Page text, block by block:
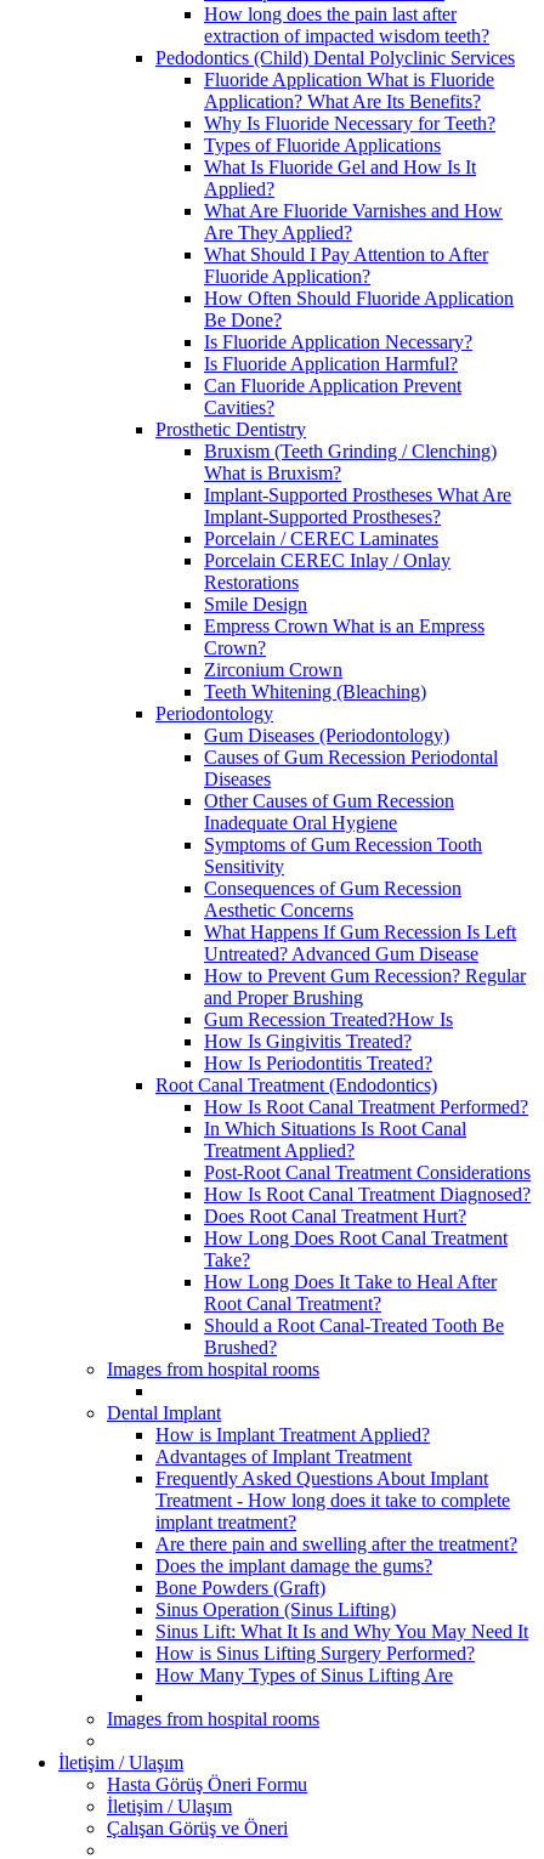
How long does the pain last after
extraction of impacted wisdom teeth?
Pedodontics (Child) Dental Polyclinic Services
Fluoride Application What is Fluoride
Application? What Are Its Benefits?
Why Is Fluoride Necessary for Teeth?
Types of Fluoride Applications
What Is Fluoride Gel and How Is It
Applied?
What Are Fluoride Varnishes and How
Are They Applied?
What Should I Pay Attention to After
Fluoride Application?
How Often Should Fluoride Application
Be Done?
Is Fluoride Application Necessary?
Is Fluoride Application Harmful?
Can Fluoride Application Prevent
Cavities?
Prosthetic Dentistry
Bruxism (Teeth Grinding / Clenching)
What is Bruxism?
Implant-Supported Prostheses What Are
Implant-Supported Prostheses?
Porcelain / CEREC Laminates
Porcelain CEREC Inlay / Onlay
Restorations
Smile Design
Empress Crown What is an Empress
Crown?
Zirconium Crown
Teeth Whitening (Bleaching)
Periodontology
Gum Diseases (Periodontology)
Causes of Gum Recession Periodontal
Diseases
Other Causes of Gum Recession
Inadequate Oral Hygiene
Symptoms of Gum Recession Tooth
Sensitivity
Consequences of Gum Recession
Aesthetic Concerns
What Happens If Gum Recession Is Left
Untreated? Advanced Gum Disease
How to Prevent Gum Recession? Regular
and Proper Brushing
Gum Recession Treated?How Is
How Is Gingivitis Treated?
How Is Periodontitis Treated?
Root Canal Treatment (Endodontics)
How Is Root Canal Treatment Performed?
In Which Situations Is Root Canal
Treatment Applied?
Post-Root Canal Treatment Considerations
How Is Root Canal Treatment Diagnosed?
Does Root Canal Treatment Hurt?
How Long Does Root Canal Treatment
Take?
How Long Does It Take to Heal After
Root Canal Treatment?
Should a Root Canal-Treated Tooth Be
Brushed?
Images from hospital rooms
Dental Implant
How is Implant Treatment Applied?
Advantages of Implant Treatment
Frequently Asked Questions About Implant
Treatment - How long does it take to complete
implant treatment?
Are there pain and swelling after the treatment?
Does the implant damage the gums?
Bone Powders (Graft)
Sinus Operation (Sinus Lifting)
Sinus Lift: What It Is and Why You May Need It
How is Sinus Lifting Surgery Performed?
How Many Types of Sinus Lifting Are
Images from hospital rooms
İletişim / Ulaşım
Hasta Görüş Öneri Formu
İletişim / Ulaşım
Çalışan Görüş ve Öneri